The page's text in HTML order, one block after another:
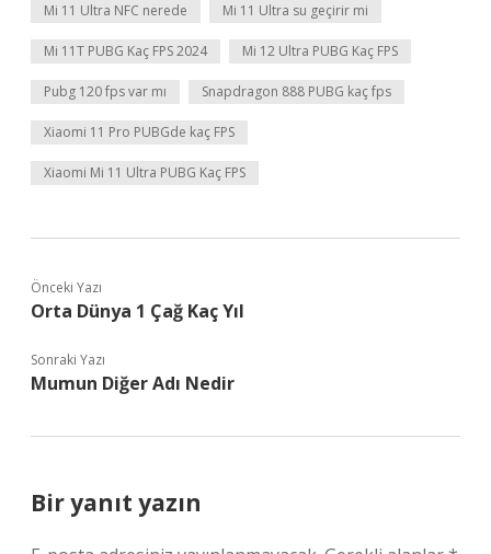
Mi 11 Ultra NFC nerede Mi 11 Ultra su geçirir mi
Mi 11T PUBG Kaç FPS 2024 Mi 12 Ultra PUBG Kaç FPS
Pubg 120 fps var mı Snapdragon 888 PUBG kaç fps
Xiaomi 11 Pro PUBGde kaç FPS
Xiaomi Mi 11 Ultra PUBG Kaç FPS
Önceki Yazı
Orta Dünya 1 Çağ Kaç Yıl
Sonraki Yazı
Mumun Diğer Adı Nedir
Bir yanıt yazın